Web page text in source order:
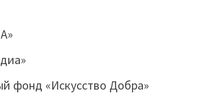
фонд «Искусство Добра»